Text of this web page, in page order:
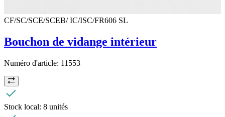
CF/SC/SCE/SCEB/ IC/ISC/FR606 SL
Bouchon de vidange intérieur
Numéro d'article: 11553
Stock local: 8 unités